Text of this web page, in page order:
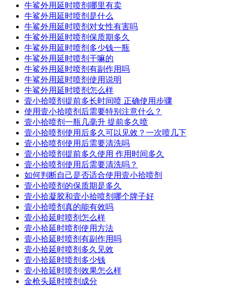
牛鲨外用延时喷剂哪里有卖
牛鲨外用延时喷剂是什么
牛鲨外用延时喷剂对女性有害吗
牛鲨外用延时喷剂保质期多久
牛鲨外用延时喷剂多少钱一瓶
牛鲨外用延时喷剂干嘛的
牛鲨外用延时喷剂有副作用吗
牛鲨外用延时喷剂使用说明
牛鲨外用延时喷剂怎么样
壹小拾喷剂提前多长时间喷 正确使用步骤
使用壹小拾喷剂后需要特别注意什么？
壹小拾喷剂一瓶几毫升 提前多久喷
壹小拾喷剂使用后多久可以见效？一次喷几下
壹小拾喷剂使用后需要清洗吗
壹小拾喷剂提前多久使用 作用时间多久
壹小拾喷剂使用后需要清洗吗？
如何判断自己是否适合使用壹小拾喷剂
壹小拾喷剂的保质期是多久
壹小拾凝胶和壹小拾喷剂哪个牌子好
壹小拾喷剂真的能有效吗
壹小拾延时喷剂怎么样
壹小拾延时喷剂使用方法
壹小拾延时喷剂有副作用吗
壹小拾延时喷剂多久见效
壹小拾延时喷剂多少钱
壹小拾延时喷剂效果怎么样
金枪头延时喷剂成分